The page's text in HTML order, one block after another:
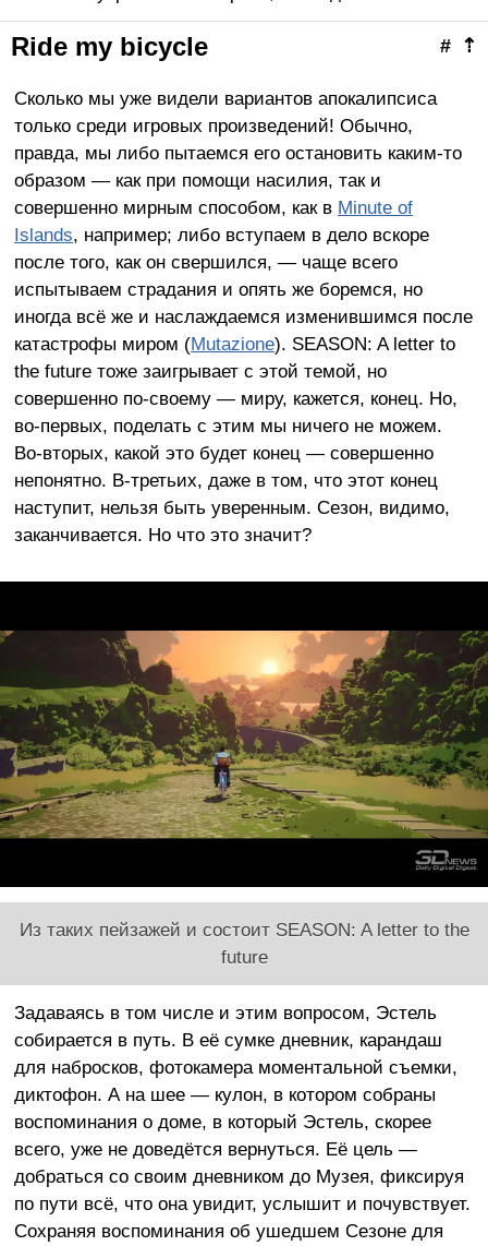
⇡
#
Ride my bicycle
Сколько мы уже видели вариантов апокалипсиса
только среди игровых произведений! Обычно,
правда, мы либо пытаемся его остановить каким-то
образом — как при помощи насилия, так и
совершенно мирным способом, как в Minute of
Islands, например; либо вступаем в дело вскоре
после того, как он свершился, — чаще всего
испытываем страдания и опять же боремся, но
иногда всё же и наслаждаемся изменившимся после
катастрофы миром (Mutazione). SEASON: A letter to
the future тоже заигрывает с этой темой, но
совершенно по-своему — миру, кажется, конец. Но,
во-первых, поделать с этим мы ничего не можем.
Во-вторых, какой это будет конец — совершенно
непонятно. В-третьих, даже в том, что этот конец
наступит, нельзя быть уверенным. Сезон, видимо,
заканчивается. Но что это значит?
Из таких пейзажей и состоит SEASON: A letter to the
future
Задаваясь в том числе и этим вопросом, Эстель
собирается в путь. В её сумке дневник, карандаш
для набросков, фотокамера моментальной съемки,
диктофон. А на шее — кулон, в котором собраны
воспоминания о доме, в который Эстель, скорее
всего, уже не доведётся вернуться. Её цель —
добраться со своим дневником до Музея, фиксируя
по пути всё, что она увидит, услышит и почувствует.
Сохраняя воспоминания об ушедшем Сезоне для